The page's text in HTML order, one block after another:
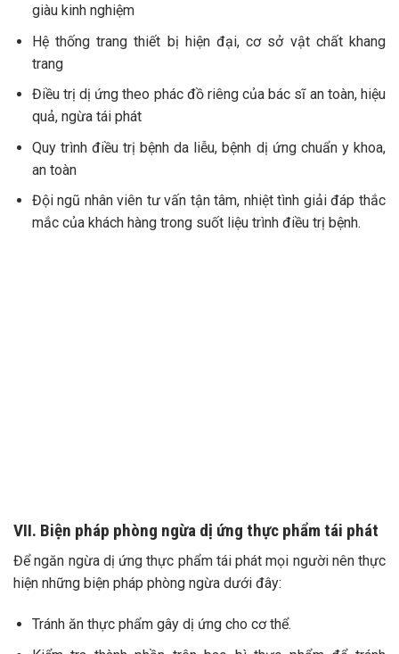
giàu kinh nghiệm
Hệ thống trang thiết bị hiện đại, cơ sở vật chất khang
trang
Điều trị dị ứng theo phác đồ riêng của bác sĩ an toàn, hiệu
quả, ngừa tái phát
Quy trình điều trị bệnh da liễu, bệnh dị ứng chuẩn y khoa,
an toàn
Đội ngũ nhân viên tư vấn tận tâm, nhiệt tình giải đáp thắc
mắc của khách hàng trong suốt liệu trình điều trị bệnh.
VII. Biện pháp phòng ngừa dị ứng thực phẩm tái phát
Để ngăn ngừa dị ứng thực phẩm tái phát mọi người nên thực
hiện những biện pháp phòng ngừa dưới đây:
Tránh ăn thực phẩm gây dị ứng cho cơ thể.